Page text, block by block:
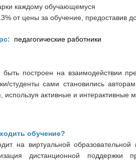
каждому обучающемуся
от цены за обучение, предоставив
педагогические работники
построен на взаимодействии
студенты сами становились
используя активные и интерактивные
обучение?
на виртуальной
дистанционной